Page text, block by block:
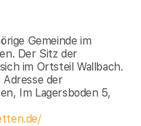
Gemeinde im
Der Sitz der
im Ortsteil Wallbach.
der
Im Lagersboden 5,